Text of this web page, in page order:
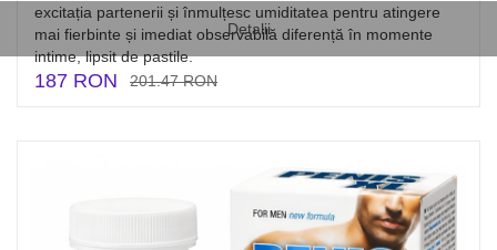
Detalii
excitația partenerii și înmulțesc umiditatea pentru atingere
mai fierbinte și imediat observabilă diferență în momente
intime, lipsit de pastile.
187 RON 201.47 RON